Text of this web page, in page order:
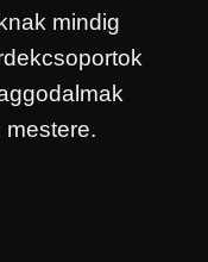
mindig